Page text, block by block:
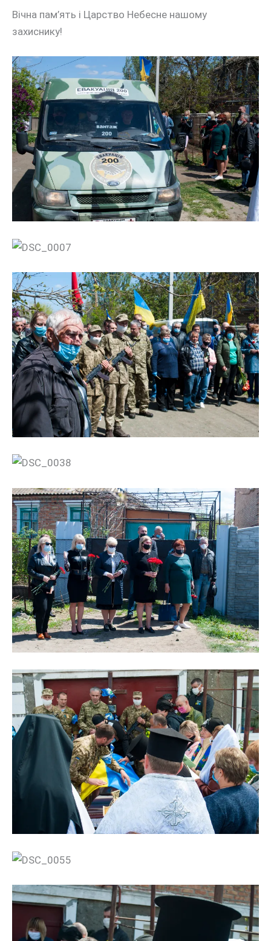
Вічна пам’ять і Царство Небесне нашому
захиснику!